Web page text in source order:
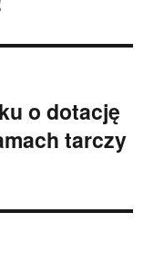
o dotację
tarczy